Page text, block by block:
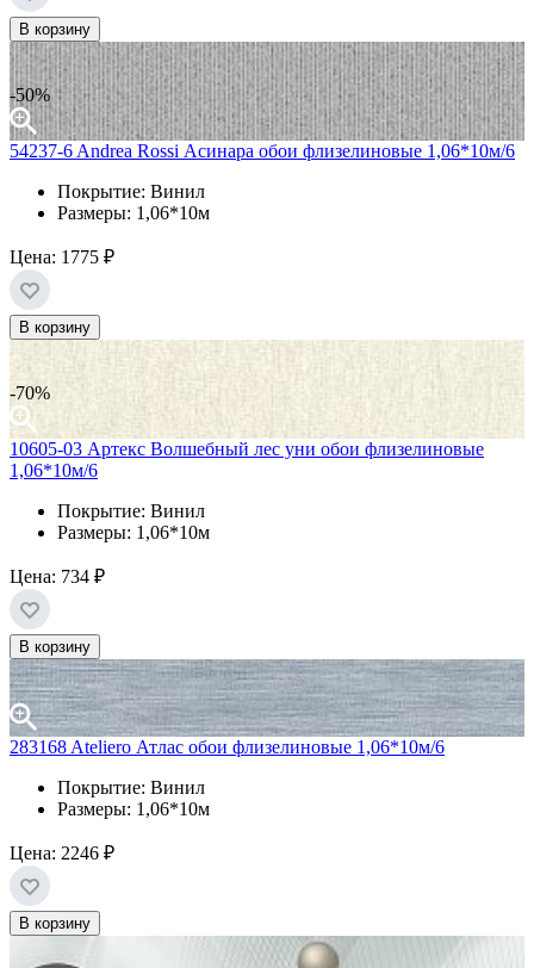
В корзину
-50%
54237-6 Andrea Rossi Асинара обои флизелиновые 1,06*10м/6
Покрытие: Винил
Размеры: 1,06*10м
Цена: 1775 ₽
В корзину
-70%
10605-03 Артекс Волшебный лес уни обои флизелиновые
1,06*10м/6
Покрытие: Винил
Размеры: 1,06*10м
Цена: 734 ₽
В корзину
283168 Ateliero Атлас обои флизелиновые 1,06*10м/6
Покрытие: Винил
Размеры: 1,06*10м
Цена: 2246 ₽
В корзину